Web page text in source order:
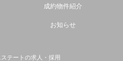
成約物件紹介
お知らせ